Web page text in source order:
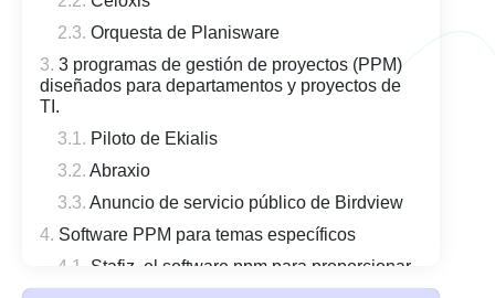
Orquesta de Planisware
3 programas de gestión de proyectos (PPM)
diseñados para departamentos y proyectos de
TI.
Piloto de Ekialis
Abraxio
Anuncio de servicio público de Birdview
Software PPM para temas específicos
Stafiz, el software ppm para proporcionar
servicios